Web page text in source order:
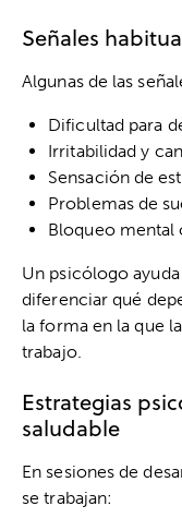
Señales
Algunas de las
Dificultad para
Irritabilidad y
Sensación de
Problemas de
Bloqueo mental
Un psicólogo
diferenciar qué
la forma en la que
trabajo.
Estrategias
saludable
En sesiones de
se trabajan: